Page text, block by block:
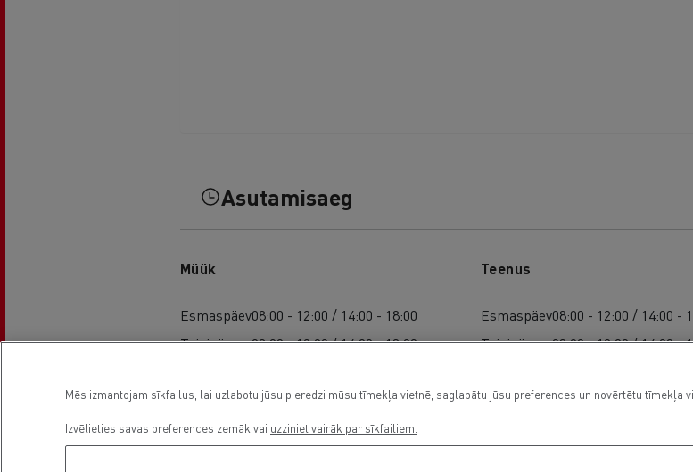
Asutamisaeg
Müük
Esmaspäev08:00 - 12:00 / 14:00 - 18:00
Teisipäev
08:00 - 12:00 / 14:00 - 18:00
Neljapäev 08:00 - 12:00 / 14:00 - 18:00
Reede
08:00 - 12:00 / 14:00 - 18:00
Teenus
Esmaspäev08:00 - 12:00 / 14:00 -
Teisipäev
08:00 - 12:00 / 14:00 -
Neljapäev 08:00 - 12:00 / 14:00 -
Mēs izmantojam sīkfailus, lai uzlabotu jūsu pieredzi mūsu tīmekļa vietnē, saglabātu jūsu preferences un novērtētu
Izvēlieties savas preferences zemāk vai uzziniet vairāk par sīkfailiem.